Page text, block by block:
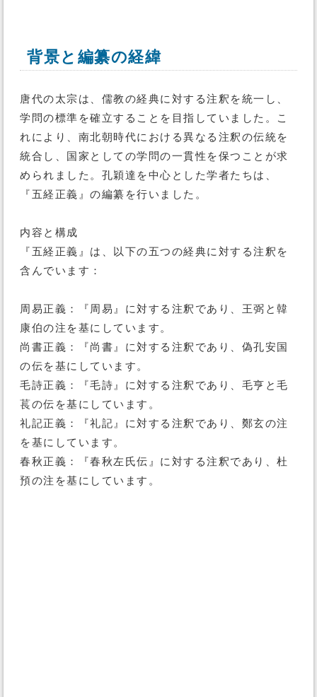
背景と編纂の経緯
唐代の太宗は、儒教の経典に対する注釈を統一し、
学問の標準を確立することを目指していました。こ
れにより、南北朝時代における異なる注釈の伝統を
統合し、国家としての学問の一貫性を保つことが求
められました。孔穎達を中心とした学者たちは、
『五経正義』の編纂を行いました。
内容と構成
『五経正義』は、以下の五つの経典に対する注釈を
含んでいます：
周易正義：『周易』に対する注釈であり、王弼と韓
康伯の注を基にしています。
尚書正義：『尚書』に対する注釈であり、偽孔安国
の伝を基にしています。
毛詩正義：『毛詩』に対する注釈であり、毛亨と毛
萇の伝を基にしています。
礼記正義：『礼記』に対する注釈であり、鄭玄の注
を基にしています。
春秋正義：『春秋左氏伝』に対する注釈であり、杜
預の注を基にしています。